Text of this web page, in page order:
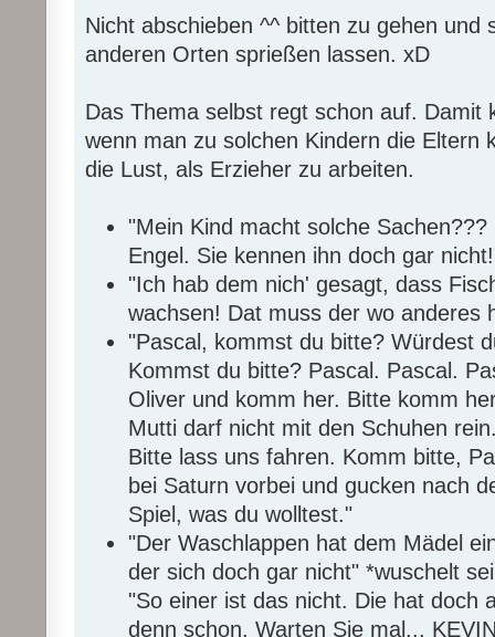
Nicht abschieben ^^ bitten zu gehen und
anderen Orten sprießen lassen. xD
Das Thema selbst regt schon auf. Damit
wenn man zu solchen Kindern die Eltern
die Lust, als Erzieher zu arbeiten.
"Mein Kind macht solche
Engel. Sie kennen ihn doch gar
"Ich hab dem nich' gesagt, dass
wachsen! Dat muss der wo anderes
"Pascal, kommst du bitte? Würdest
Kommst du bitte? Pascal. Pascal.
Oliver und komm her. Bitte komm
Mutti darf nicht mit den Schuhen
Bitte lass uns fahren. Komm bitte,
bei Saturn vorbei und gucken nach
Spiel, was du wolltest."
"Der Waschlappen hat dem Mädel
der sich doch gar nicht" *wuschelt
"So einer ist das nicht. Die hat doch
denn schon. Warten Sie mal...